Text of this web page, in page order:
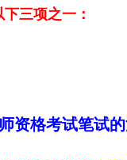
三项之一：
资格考试笔试